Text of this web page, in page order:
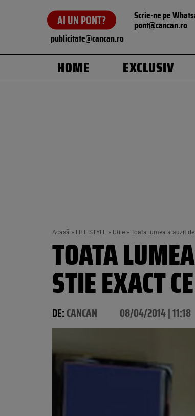
AI UN PONT? Scrie-ne pe
pont@cancan.ro
publicitate@cancan.ro
HOME EXCLUSIV
Acasă » LIFE STYLE » Utile » Toata lumea a auzit
TOATA
STIE EXACT
DE:CANCAN 08/04/2014 | 11:18